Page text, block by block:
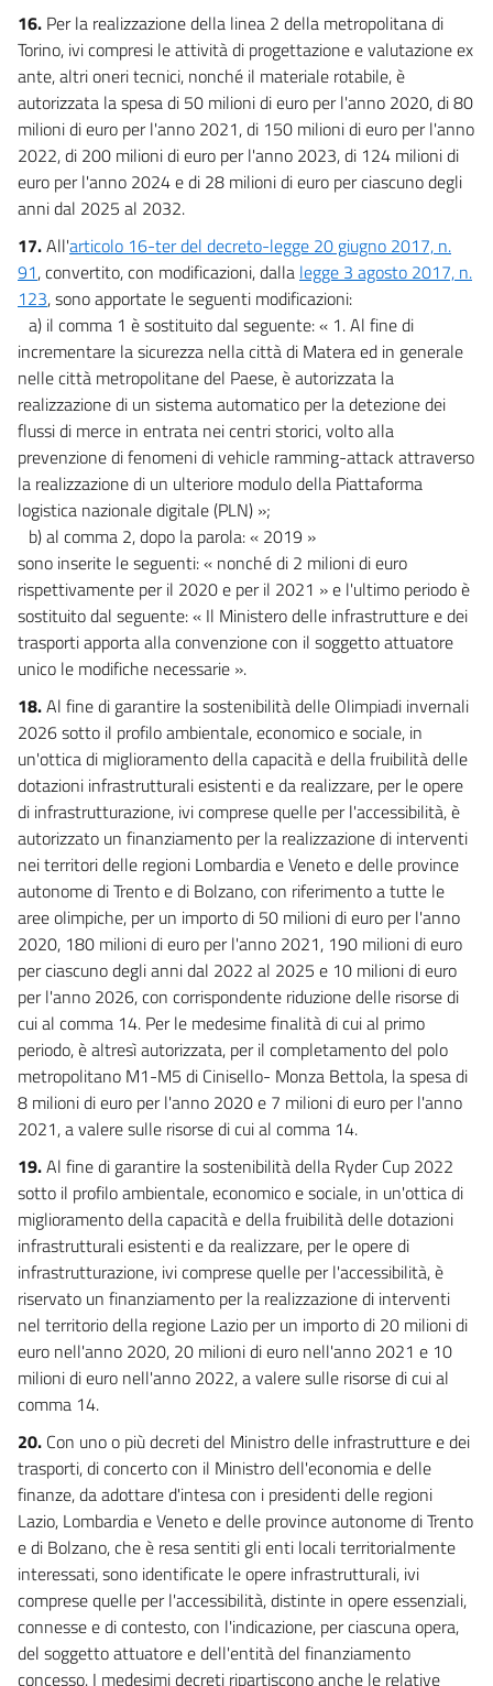
16. Per la realizzazione della linea 2 della metropolitana di
Torino, ivi compresi le attività di progettazione e valutazione ex
ante, altri oneri tecnici, nonché il materiale rotabile, è
autorizzata la spesa di 50 milioni di euro per l'anno 2020, di 80
milioni di euro per l'anno 2021, di 150 milioni di euro per l'anno
2022, di 200 milioni di euro per l'anno 2023, di 124 milioni di
euro per l'anno 2024 e di 28 milioni di euro per ciascuno degli
anni dal 2025 al 2032.
17.All'articolo 16-ter del decreto-legge 20 giugno 2017, n.
91, convertito, con modificazioni, dalla legge 3 agosto 2017, n.
123, sono apportate le seguenti modificazioni:
a) il comma 1 è sostituito dal seguente: « 1. Al fine di
incrementare la sicurezza nella città di Matera ed in generale
nelle città metropolitane del Paese, è autorizzata la
realizzazione di un sistema automatico per la detezione dei
flussi di merce in entrata nei centri storici, volto alla
prevenzione di fenomeni di vehicle ramming-attack attraverso
la realizzazione di un ulteriore modulo della Piattaforma
logistica nazionale digitale (PLN) »;
b) al comma 2, dopo la parola: « 2019 »
sono inserite le seguenti: « nonché di 2 milioni di euro
rispettivamente per il 2020 e per il 2021 » e l'ultimo periodo è
sostituito dal seguente: « Il Ministero delle infrastrutture e dei
trasporti apporta alla convenzione con il soggetto attuatore
unico le modifiche necessarie ».
18.Al fine di garantire la sostenibilità delle Olimpiadi invernali
2026 sotto il profilo ambientale, economico e sociale, in
un'ottica di miglioramento della capacità e della fruibilità delle
dotazioni infrastrutturali esistenti e da realizzare, per le opere
di infrastrutturazione, ivi comprese quelle per l'accessibilità, è
autorizzato un finanziamento per la realizzazione di interventi
nei territori delle regioni Lombardia e Veneto e delle province
autonome di Trento e di Bolzano, con riferimento a tutte le
aree olimpiche, per un importo di 50 milioni di euro per l'anno
2020, 180 milioni di euro per l'anno 2021, 190 milioni di euro
per ciascuno degli anni dal 2022 al 2025 e 10 milioni di euro
per l'anno 2026, con corrispondente riduzione delle risorse di
cui al comma 14. Per le medesime finalità di cui al primo
periodo, è altresì autorizzata, per il completamento del polo
metropolitano M1-M5 di Cinisello- Monza Bettola, la spesa di
8 milioni di euro per l'anno 2020 e 7 milioni di euro per l'anno
2021, a valere sulle risorse di cui al comma 14.
19.Al fine di garantire la sostenibilità della Ryder Cup 2022
sotto il profilo ambientale, economico e sociale, in un'ottica di
miglioramento della capacità e della fruibilità delle dotazioni
infrastrutturali esistenti e da realizzare, per le opere di
infrastrutturazione, ivi comprese quelle per l'accessibilità, è
riservato un finanziamento per la realizzazione di interventi
nel territorio della regione Lazio per un importo di 20 milioni di
euro nell'anno 2020, 20 milioni di euro nell'anno 2021 e 10
milioni di euro nell'anno 2022, a valere sulle risorse di cui al
comma 14.
20. Con uno o più decreti del Ministro delle infrastrutture e dei
trasporti, di concerto con il Ministro dell'economia e delle
finanze, da adottare d'intesa con i presidenti delle regioni
Lazio, Lombardia e Veneto e delle province autonome di Trento
e di Bolzano, che è resa sentiti gli enti locali territorialmente
interessati, sono identificate le opere infrastrutturali, ivi
comprese quelle per l'accessibilità, distinte in opere essenziali,
connesse e di contesto, con l'indicazione, per ciascuna opera,
del soggetto attuatore e dell'entità del finanziamento
concesso. I medesimi decreti ripartiscono anche le relative